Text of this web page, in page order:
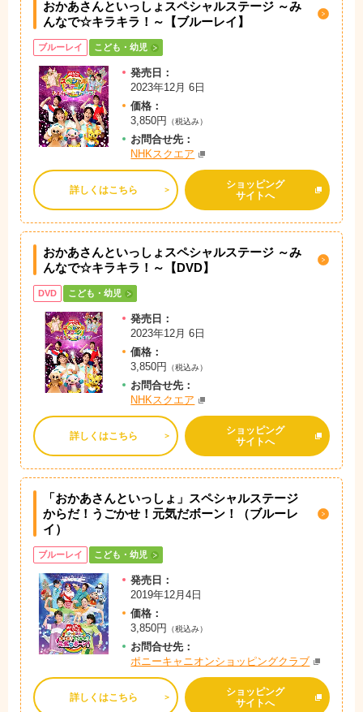
おかあさんといっしょスペシャルステージ ～み
んなで☆キラキラ！～【ブルーレイ】
ブルーレイ こども・幼児
発売日：
2023年12月 6日
価格：
3,850円
（税込み）
お問合せ先：
NHKスクエア
詳しくはこちら
ショッピング
サイトへ
おかあさんといっしょスペシャルステージ ～み
んなで☆キラキラ！～【DVD】
DVD こども・幼児
発売日：
2023年12月 6日
価格：
3,850円
（税込み）
お問合せ先：
NHKスクエア
詳しくはこちら
ショッピング
サイトへ
「おかあさんといっしょ」スペシャルステージ
からだ！うごかせ！元気だボーン！（ブルーレ
イ）
ブルーレイ こども・幼児
発売日：
2019年12月4日
価格：
3,850円
（税込み）
お問合せ先：
ポニーキャニオンショッピングクラブ
詳しくはこちら
ショッピング
サイトへ